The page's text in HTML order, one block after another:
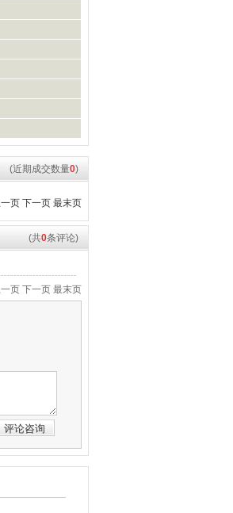
(近期成交数量0)
页 下一页 最末页
(共0条评论)
页 下一页 最末页